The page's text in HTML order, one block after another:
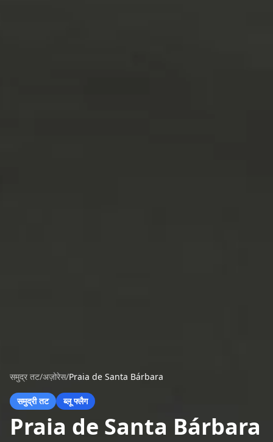
समुद्र तट/अज़ोरेस/Praia de Santa Bárbara
समुद्री तट ब्लू फ्लैग
Praia de Santa Bárbara